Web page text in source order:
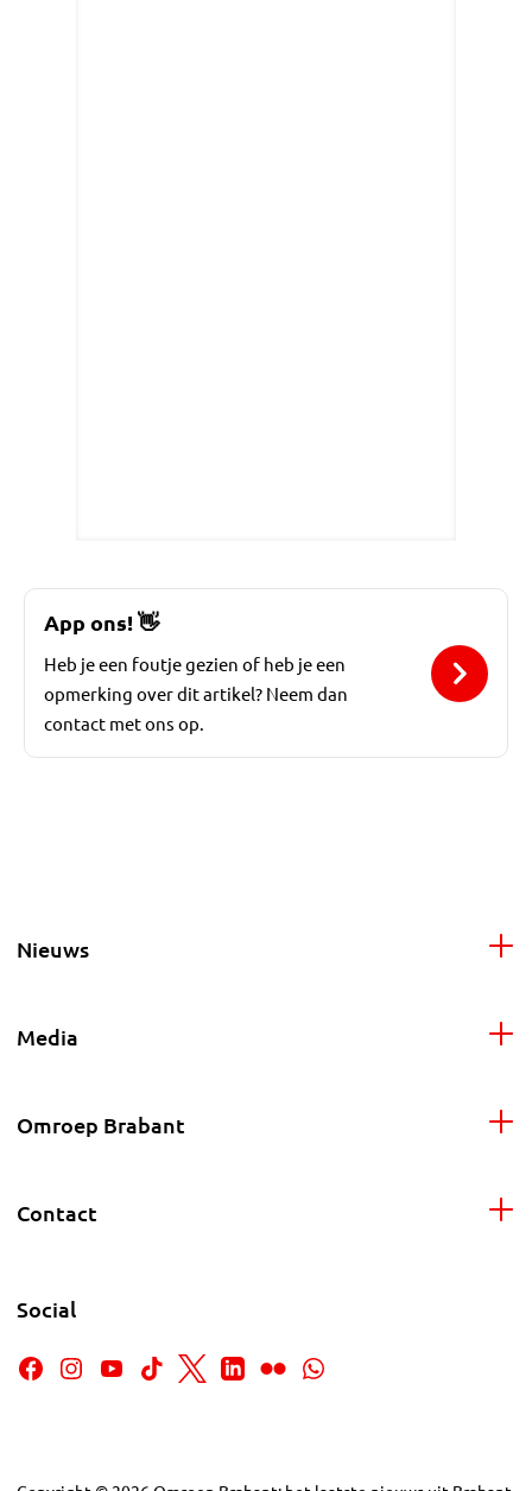
App ons!👋
Heb je een foutje gezien of heb je een
opmerking over dit artikel? Neem dan
contact met ons op.
Nieuws
Media
Omroep Brabant
Contact
Social